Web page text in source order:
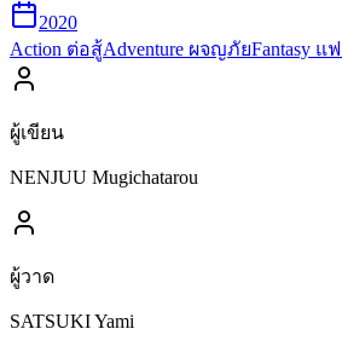
2020
Action ต่อสู้Adventure ผจญภัยFantasy แ
ผู้เขียน
NENJUU Mugichatarou
ผู้วาด
SATSUKI Yami